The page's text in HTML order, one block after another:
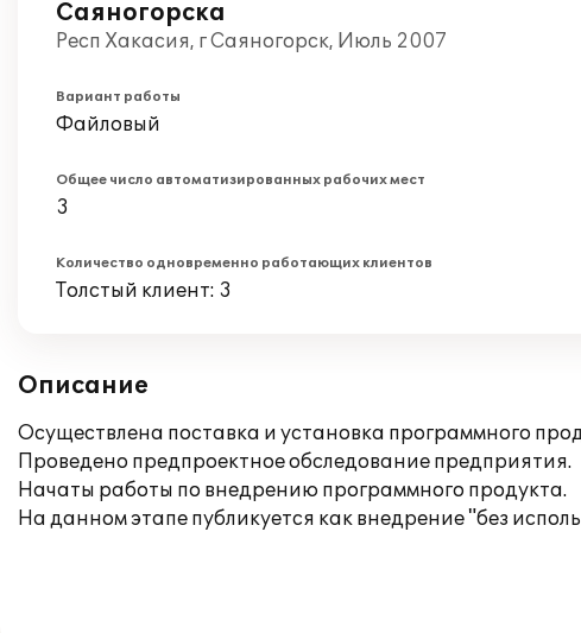
Саяногорска
Респ Хакасия, г Саяногорск, Июль 2007
Вариант работы
Файловый
Общее число автоматизированных рабочих мест
3
Количество одновременно работающих клиентов
Толстый клиент: 3
Описание
Осуществлена поставка и установка программного
Проведено предпроектное обследование предприятия.
Начаты работы по внедрению программного продукта.
На данном этапе публикуется как внедрение "без